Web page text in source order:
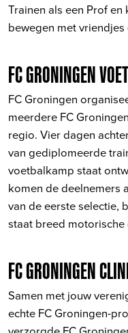
Trainen als een Prof
bewegen met
FC GRONINGEN
FC Groningen
meerdere FC
regio. Vier dagen
van gediplomeerde
voetbalkamp staat
komen de deelnemers
van de eerste selectie,
staat breed
FC GRONINGEN
Samen met jouw
echte FC Groningen-